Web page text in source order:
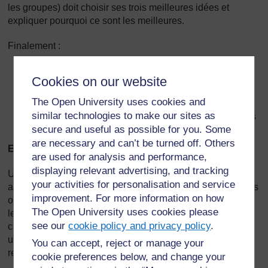
Cookies on our website
The Open University uses cookies and
similar technologies to make our sites as
secure and useful as possible for you. Some
are necessary and can’t be turned off. Others
are used for analysis and performance,
displaying relevant advertising, and tracking
your activities for personalisation and service
improvement. For more information on how
The Open University uses cookies please
see ourcookie policy and privacy policy.
You can accept, reject or manage your
cookie preferences below, and change your
les groupes) doit choisir ses trois meilleures idées et
expliquer pourquoi ce sont les meilleures.
Finalement :
bien
demandez-leur ce qu’ils ont trouvé utile dans leur
activité. Qu’ont-ils découvert sur le sujet débattu dans
le remue-méninges et qu’ils ne savaient pas avant ?
En quoi consiste une carte conceptuelle ou mentale ?
Une carte conceptuelle est un moyen de représenter des
aspects clé d’un sujet central. Les cartes mentales sont des
outils visuels qui aident les élèves à structurer et organiser
leur propre réflexion sur un concept ou sur un sujet. Une
carte mentale réduit une grande quantité d’informations en
un diagramme facile à comprendre et qui montre les
relations et les tendances entre différents aspects du sujet.